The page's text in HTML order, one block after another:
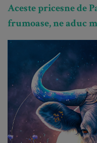
Aceste pricesne de
frumoase, ne aduc